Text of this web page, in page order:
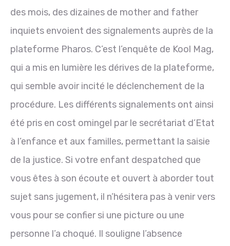
des mois, des dizaines de mother and father
inquiets envoient des signalements auprès de la
plateforme Pharos. C’est l’enquête de Kool Mag,
qui a mis en lumière les dérives de la plateforme,
qui semble avoir incité le déclenchement de la
procédure. Les différents signalements ont ainsi
été pris en cost omingel par le secrétariat d’Etat
à l’enfance et aux familles, permettant la saisie
de la justice. Si votre enfant despatched que
vous êtes à son écoute et ouvert à aborder tout
sujet sans jugement, il n’hésitera pas à venir vers
vous pour se confier si une picture ou une
personne l’a choqué. Il souligne l’absence